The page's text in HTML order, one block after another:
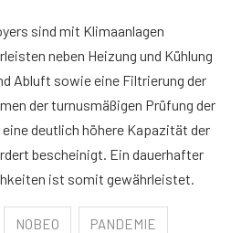
sind mit Klimaanlagen
neben Heizung und Kühlung
Abluft sowie eine Filtrierung der
der turnusmäßigen Prüfung der
deutlich höhere Kapazität der
bescheinigt. Ein dauerhafter
ist somit gewährleistet.
NOBEO PANDEMIE